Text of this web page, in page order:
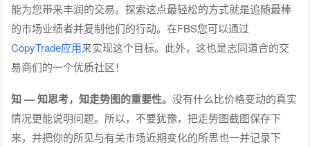
能为您带来丰润的交易。探索这点最轻松的方式就是追随最棒
的市场业绩者并复制他们的行动。在FBS您可以通过
CopyTrade应用来实现这个目标。此外，这也是志同道合的交
易商们的一个优质社区！
知 — 知思考，知走势图的重要性。没有什么比价格变动的真实
情况更能说明问题。所以，不要犹豫，把走势图截图保存下
来，并把你的所见与有关市场近期变化的所思也一并记录下